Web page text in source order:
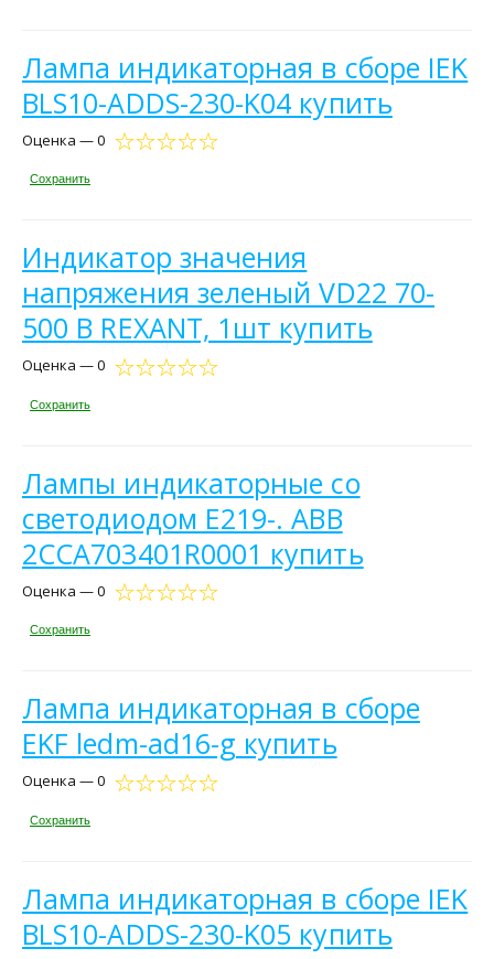
Лампа индикаторная в сборе IEK
BLS10-ADDS-230-K04 купить
Оценка — 0
Сохранить
Индикатор значения
напряжения зеленый VD22 70-
500 В REXANT, 1шт купить
Оценка — 0
Сохранить
Лампы индикаторные со
светодиодом E219-. ABB
2CCA703401R0001 купить
Оценка — 0
Сохранить
Лампа индикаторная в сборе
EKF ledm-ad16-g купить
Оценка — 0
Сохранить
Лампа индикаторная в сборе IEK
BLS10-ADDS-230-K05 купить